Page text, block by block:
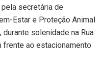
secretária de
Estar e Proteção Animal
solenidade na Rua
frente ao estacionamento